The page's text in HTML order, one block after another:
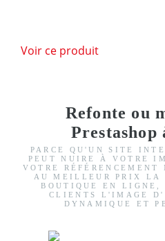
Voir ce produit
Refonte ou
Prestashop
PARCE QU'UN SITE
PEUT NUIRE À VOTRE
VOTRE RÉFÉRENCEMENT
AU MEILLEUR PRIX LA
BOUTIQUE EN LIGNE,
CLIENTS L'IMAGE
DYNAMIQUE ET